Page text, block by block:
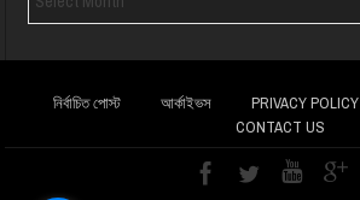
নির্বাচিত পোস্ট আর্কাইভস PRIVACY POLICY
CONTACT US